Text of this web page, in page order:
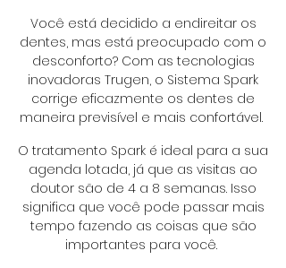
Você está decidido a endireitar os
dentes, mas está preocupado com o
desconforto? Com as tecnologias
inovadoras Trugen, o Sistema Spark
corrige eficazmente os dentes de
maneira previsível e mais confortável.
O tratamento Spark é ideal para a sua
agenda lotada, já que as visitas ao
doutor são de 4 a 8 semanas. Isso
significa que você pode passar mais
tempo fazendo as coisas que são
importantes para você.